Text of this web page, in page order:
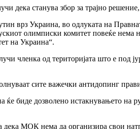
дека станува збор за трајно
врз Украина, во одлуката на
олимписки комитет повеќе нема
на Украина“.
членка од територијата што е под
сите важечки антидопинг
биде дозволено истакнувањето на
МОК нема да организира свои